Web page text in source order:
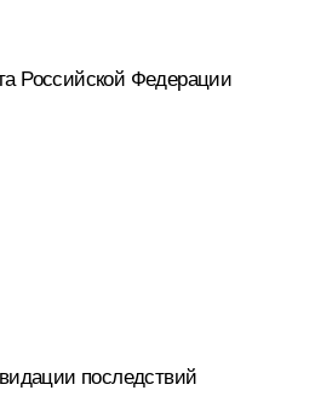
Российской Федерации
последствий